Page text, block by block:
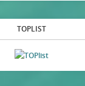
TOPLIST